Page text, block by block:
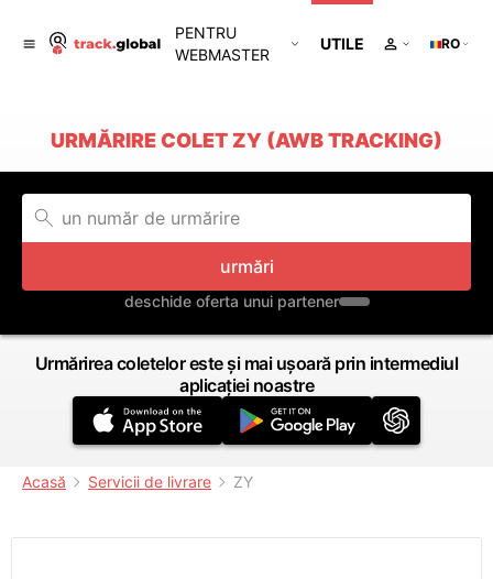
PENTRU
WEBMASTER
UTILE RO
URMĂRIRE COLET ZY (AWB TRACKING)
urmări
deschide oferta unui partener
Urmărirea coletelor este și mai ușoară prin intermediul
aplicației noastre
Acasă Servicii de livrare ZY